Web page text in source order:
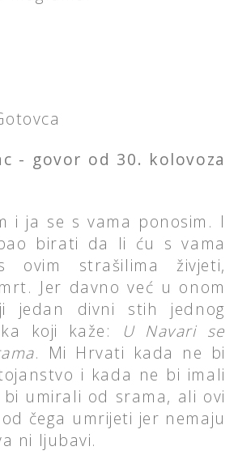
- govor od 30. kolovoza
i ja se s vama ponosim. I
birati da li ću s vama
strašilima živjeti,
Jer davno već u onom
jedan divni stih jednog
koji kaže: U Navari se
. Mi Hrvati kada ne bi
i kada ne bi imali
umirali od srama, ali ovi
čega umrijeti jer nemaju
ni ljubavi.